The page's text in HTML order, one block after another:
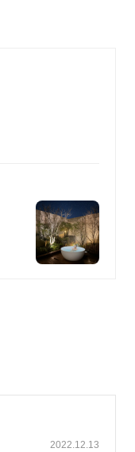
2022.12.13